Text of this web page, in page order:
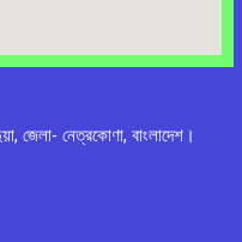
জেলা- নেত্রকোণা, বাংলাদেশ।